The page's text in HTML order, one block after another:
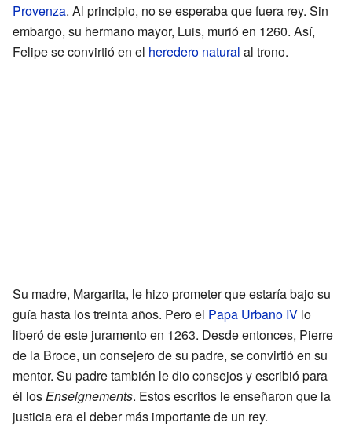
Provenza. Al principio, no se esperaba que fuera rey. Sin
embargo, su hermano mayor, Luis, murió en 1260. Así,
Felipe se convirtió en el heredero natural al trono.
Su madre, Margarita, le hizo prometer que estaría bajo su
guía hasta los treinta años. Pero el Papa Urbano IV lo
liberó de este juramento en 1263. Desde entonces, Pierre
de la Broce, un consejero de su padre, se convirtió en su
mentor. Su padre también le dio consejos y escribió para
él losEnseignements. Estos escritos le enseñaron que la
justicia era el deber más importante de un rey.